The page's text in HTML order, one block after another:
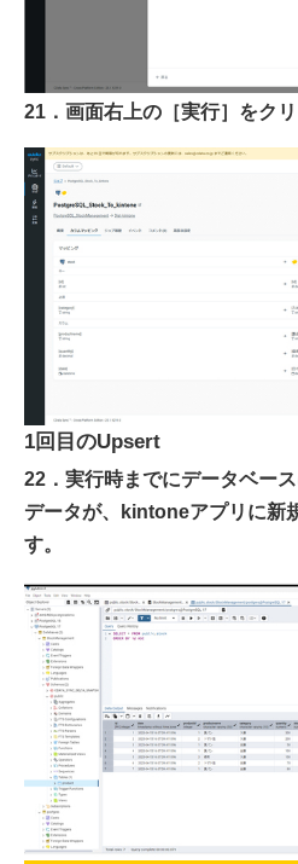
21．画面右上の［実行］をクリ
1回目のUpsert
22．実行時までにデータベー
データが、kintoneアプリに新
す。